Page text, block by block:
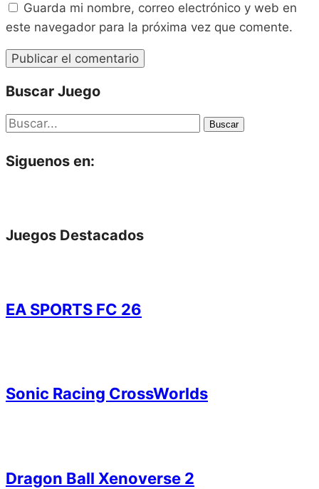
Guarda mi nombre, correo electrónico y web en
este navegador para la próxima vez que comente.
Buscar Juego
Buscar
Siguenos en:
Juegos Destacados
EA SPORTS FC 26
Sonic Racing CrossWorlds
Dragon Ball Xenoverse 2